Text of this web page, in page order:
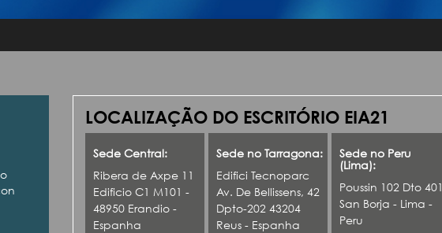
LOCALIZAÇÃO DO ESCRITÓRIO EIA21
Sede Central:
Ribera de Axpe 11
Edificio C1 M101 -
48950 Erandio -
Espanha
Sede no Tarragona:
Edifici Tecnoparc
Av. De Bellissens, 42
Dpto-202 43204
Reus - Espanha
Sede no Peru
(Lima):
Poussin 102 Dto 401
San Borja - Lima -
Peru